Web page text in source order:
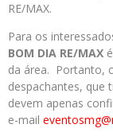
RE/MAX.
Para os
BOM DIA RE/MAX
da área. Portanto,
despachantes, que
devem apenas
e-mail